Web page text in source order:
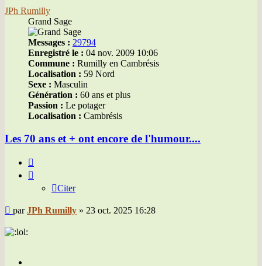
JPh Rumilly
Grand Sage
Messages : 29794
Enregistré le : 04 nov. 2009 10:06
Commune : Rumilly en Cambrésis
Localisation : 59 Nord
Sexe : Masculin
Génération : 60 ans et plus
Passion : Le potager
Localisation : Cambrésis
Les 70 ans et + ont encore de l'humour....
Citer
Message
parJPh Rumilly » 23 oct. 2025 16:28